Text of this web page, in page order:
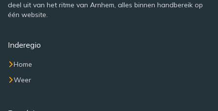
deel uit van het ritme van Arnhem, alles binnen handbereik op
één website.
Inderegio
Home
Weer